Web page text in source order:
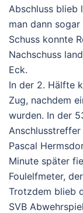
Abschluss blieb
man dann
Schuss konnte
Nachschuss
Eck.
In der 2. Hälfte
Zug, nachdem
wurden. In der
Pascal
Minute später
Foulelfmeter,
Trotzdem blieb
SVB